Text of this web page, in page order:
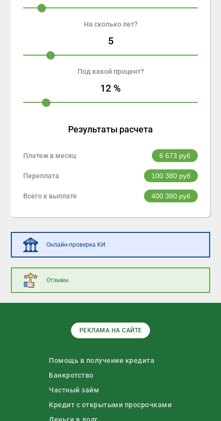
На сколько лет?
5
Под какой процент?
12 %
Результаты расчета
Платеж в месяц 6 673 руб
Переплата 100 380руб
Всего к выплате 400 380руб
Онлайн-проверка КИ
Отзывы
РЕКЛАМА НА САЙТЕ
Помощь в получении кредита
Банкротство
Частный займ
Кредит с открытыми просрочками